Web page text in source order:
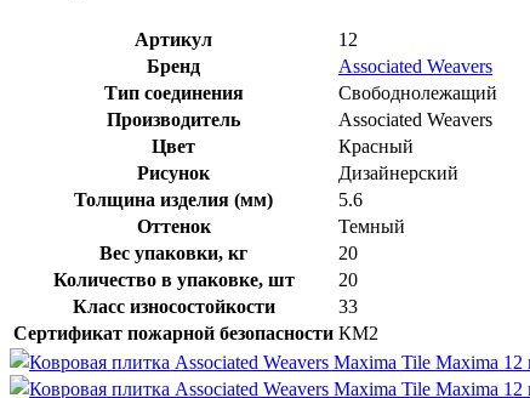
Артикул
12
Бренд
Associated Weavers
Тип соединения
Свободнолежащий
Производитель
Associated Weavers
Цвет
Красный
Рисунок
Дизайнерский
Толщина изделия (мм)
5.6
Оттенок
Темный
Вес упаковки, кг
20
Количество в упаковке, шт
20
Класс износостойкости
33
Сертификат пожарной безопасности КМ2